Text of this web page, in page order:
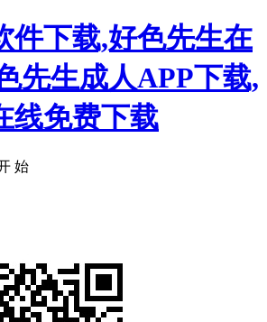
件下载,好色先生在
先生成人APP下载,
线免费下载
始